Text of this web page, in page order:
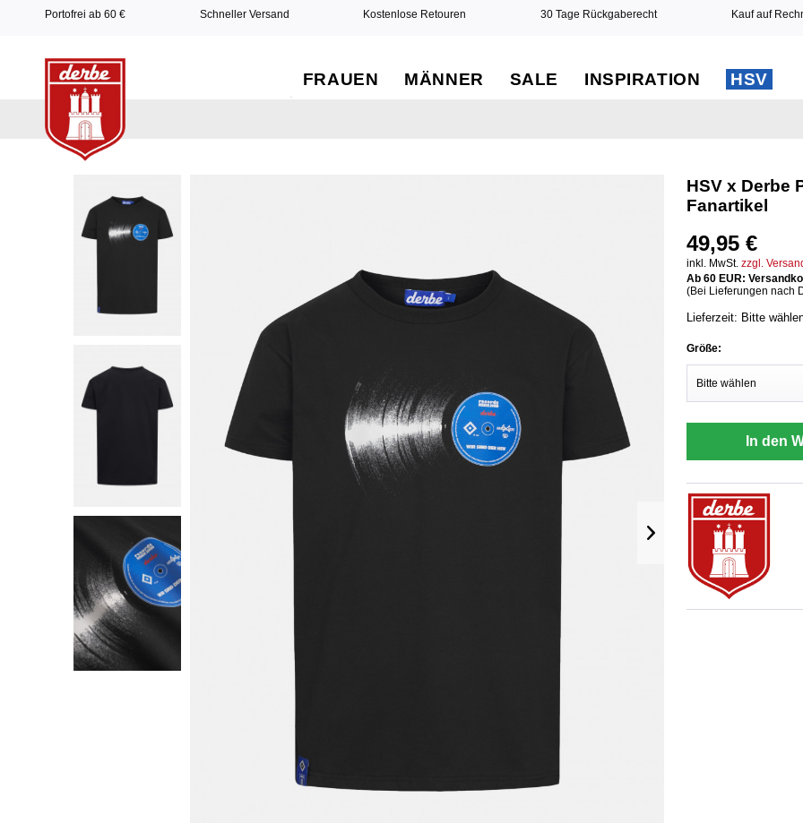
Portofrei ab 60 € Schneller Versand Kostenlose Retouren 30 Tage Rückgaberecht Kauf auf
FRAUEN MÄNNER SALE INSPIRATION HSV
HSV x Derbe
Fanartikel
49,95 €
inkl. MwSt.zzgl.
Ab 60 EUR:
(Bei Lieferungen nach
Lieferzeit: Bitte
Größe:
In den